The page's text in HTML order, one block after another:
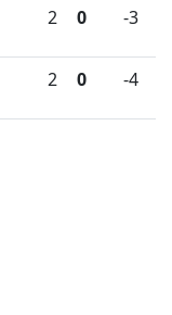
2 0 -3
2 0 -4